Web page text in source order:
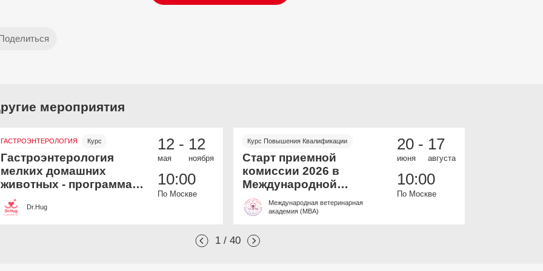
мероприятия
ГАСТРОЭНТЕРОЛОГИЯ
Курс
Онлайн и офлайн
Бесплатно
Гастроэнтерология
мелких домашних
животных - программа
дополнительной
профессиональной
Dr.Hug
12 -
мая
12
ноября
10:00
По Москве
Курс Повышения Квалификации
Онлайн и офлайн
Бесплатно
Старт приемной
комиссии 2026 в
Международной
Ветеринарной
Академии.
Международная ветеринарная
академия (МВА)
20 -
июня
17
августа
10:00
По Москве
1 / 40